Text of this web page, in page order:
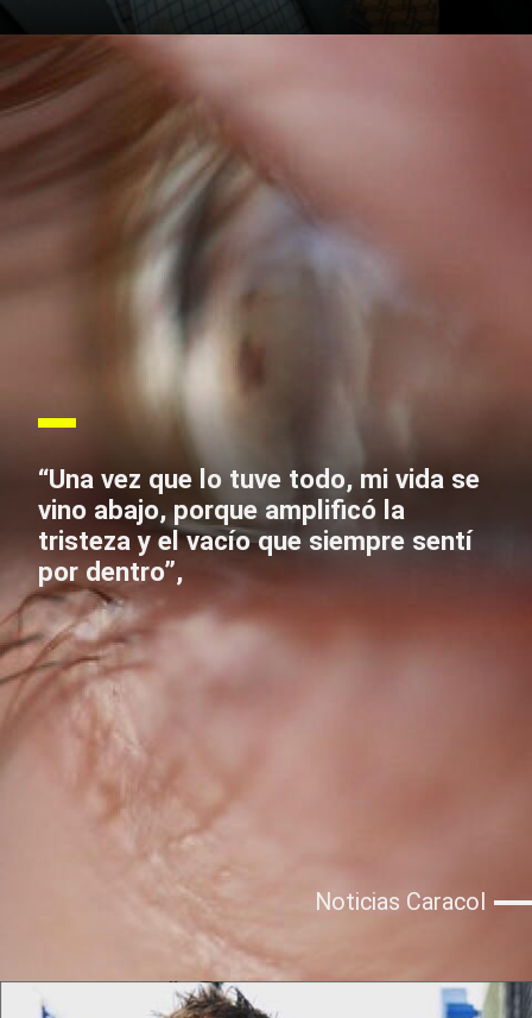
“Una vez que lo tuve todo, mi vida se
vino abajo, porque amplificó la
tristeza y el vacío que siempre sentí
por dentro”,
Noticias Caracol